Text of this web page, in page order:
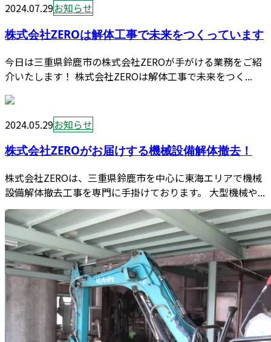
2024.07.29お知らせ
株式会社ZEROは解体工事で未来をつくっています
今日は三重県鈴鹿市の株式会社ZEROが手がける業務をご紹
介いたします！ 株式会社ZEROは解体工事で未来をつく...
2024.05.29お知らせ
株式会社ZEROがお届けする機械設備解体撤去！
株式会社ZEROは、三重県鈴鹿市を中心に東海エリアで機械
設備解体撤去工事を専門に手掛けております。 大型機械や...